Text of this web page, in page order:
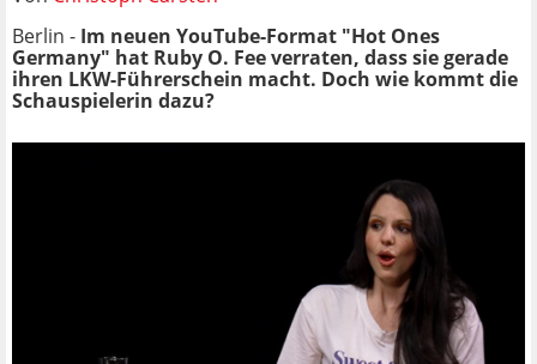
Berlin - Im neuen YouTube-Format "Hot Ones
Germany" hat Ruby O. Fee verraten, dass sie gerade
ihren LKW-Führerschein macht. Doch wie kommt die
Schauspielerin dazu?